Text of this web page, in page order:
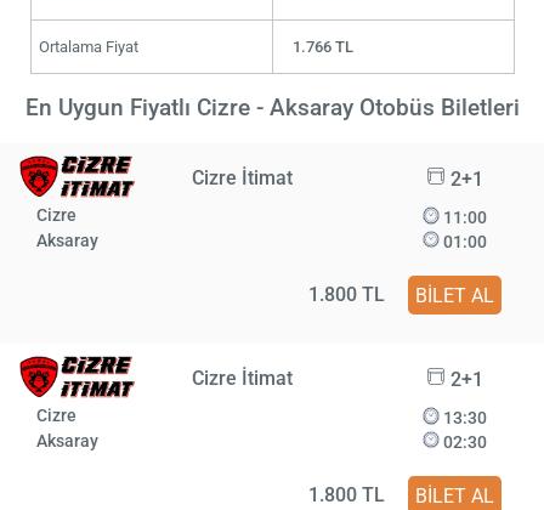
Ortalama Fiyat 1.766 TL
En Uygun Fiyatlı Cizre - Aksaray Otobüs Biletleri
Cizre İtimat 2+1
Cizre
Aksaray
11:00
01:00
1.800 TL BİLET AL
Cizre İtimat 2+1
Cizre
Aksaray
13:30
02:30
1.800 TL BİLET AL